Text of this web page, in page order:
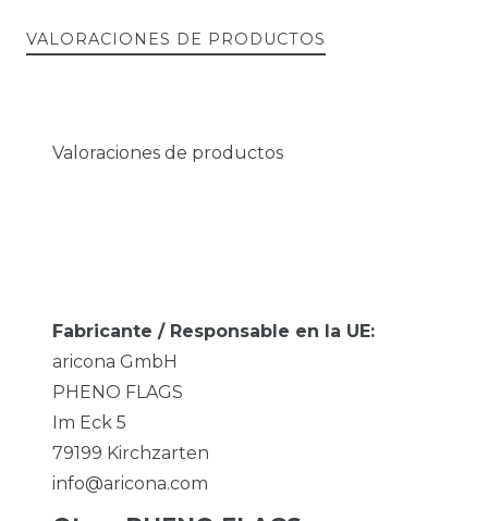
VALORACIONES DE PRODUCTOS
Valoraciones de productos
Fabricante / Responsable en la UE:
aricona GmbH
PHENO FLAGS
Im Eck 5
79199 Kirchzarten
info@aricona.com